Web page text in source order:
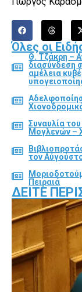
Όλες οι
Θ. Τζάκρη –
διασύνδεση
αμέλεια
Συναυλία
Μογλενών –
τον
Πειραιά
ΔΕΊΤΕ